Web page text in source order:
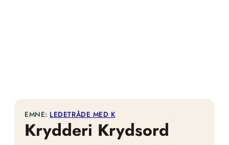
EMNE: LEDETRÅDE MED K
Krydderi Krydsord